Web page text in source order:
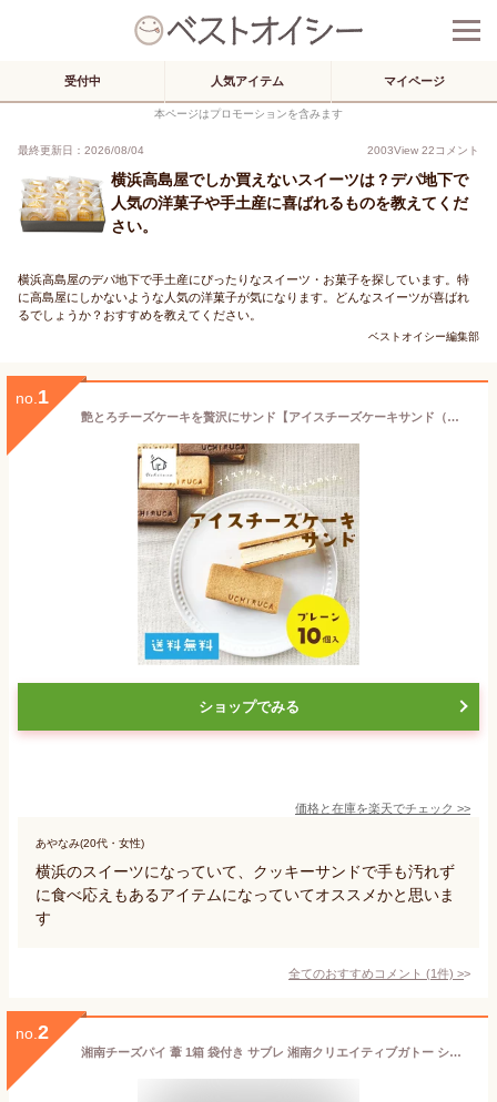
受付中 人気アイテム マイページ
本ページはプロモーションを含みます
最終更新日：2026/08/04 2003View 22コメント
横浜高島屋でしか買えないスイーツは？デパ地下で
人気の洋菓子や手土産に喜ばれるものを教えてくだ
さい。
横浜高島屋のデパ地下で手土産にぴったりなスイーツ・お菓子を探しています。特
に高島屋にしかないような人気の洋菓子が気になります。どんなスイーツが喜ばれ
るでしょうか？おすすめを教えてください。
ベストオイシー編集部
no. 1
艶とろチーズケーキを贅沢にサンド【アイスチーズケーキサンド（プレーン10個）】お取り寄せスイーツ 送料無料 ケーキサンド チーズケーキ 横浜スイーツ ギフト 贈り物 アイスケーキ 洋菓子 お取り寄せ 手土産 冬ギフト 個包装 お歳暮 バレンタイン
ショップでみる
価格と在庫を楽天でチェック >>
あやなみ(20代・女性)
横浜のスイーツになっていて、クッキーサンドで手も汚れず
に食べ応えもあるアイテムになっていてオススメかと思いま
す
全てのおすすめコメント (1件) >
no. 2
湘南チーズパイ 葦 1箱 袋付き サブレ 湘南クリエイティブガトー ショップ袋付き